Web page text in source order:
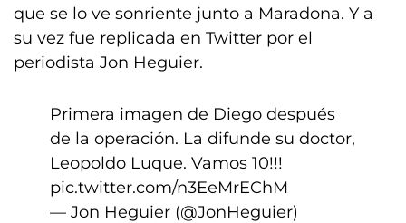
que se lo ve sonriente junto a Maradona. Y a
su vez fue replicada en Twitter por el
periodista Jon Heguier.
Primera imagen de Diego después
de la operación. La difunde su doctor,
Leopoldo Luque. Vamos 10!!!
pic.twitter.com/n3EeMrEChM
— Jon Heguier (@JonHeguier)